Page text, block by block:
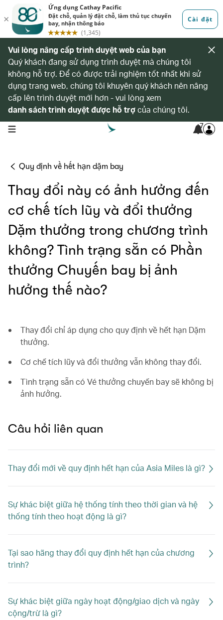
Vui lòng nâng cấp trình duyệt web của bạn
Quý khách đang sử dụng trình duyệt mà chúng tôi
không hỗ trợ. Để có được trải nghiệm tốt nhất khi sử
dụng trang web, chúng tôi khuyên quý khách nên nâng
cấp lên trình duyệt mới hơn - vui lòng xem
danh sách trình duyệt được hỗ trợcủa chúng tôi.
open navigation menu 7
Quy định về hết hạn dặm bay
Thay đổi này có ảnh hưởng đến
cơ chế tích lũy và đổi thưởng
Dặm thưởng trong chương trình
không? Tình trạng sẵn có Phần
thưởng Chuyến bay bị ảnh
hưởng thế nào?
Thay đổi chỉ áp dụng cho quy định về hết hạn Dặm
thưởng.
Cơ chế tích lũy và đổi thưởng vẫn không thay đổi.
Tình trạng sẵn có Vé thưởng chuyến bay sẽ không bị
ảnh hưởng.
Câu hỏi liên quan
Thay đổi mới về quy định hết hạn của Asia Miles là gì?
Sự khác biệt giữa hệ thống tính theo thời gian và hệ
thống tính theo hoạt động là gì?
Tại sao hãng thay đổi quy định hết hạn của chương
trình?
Sự khác biệt giữa ngày hoạt động/giao dịch và ngày
cộng/trừ là gì?